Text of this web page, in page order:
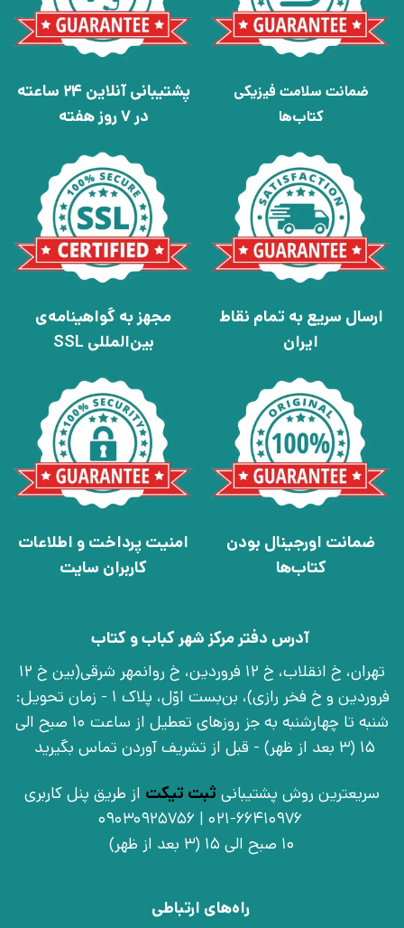
ضمانت سلامت فیزیکی
کتاب‌ها
پشتیبانی آنلاین 24 ساعته
در 7 روز هفته
ارسال سریع به تمام نقاط
ایران
مجهز به گواهینامه‌ی
بین‌المللی SSL
ضمانت اورجینال بودن
کتاب‌ها
امنیت پرداخت و اطلاعات
کاربران سایت
آدرس دفتر مرکز شهر کباب و کتاب
تهران، خ انقلاب، خ 12 فروردین، خ روانمهر شرقی(بین خ 12
فروردین و خ فخر رازی)، بن‌بست اوّل، پلاک 1 - زمان تحویل:
شنبه تا چهارشنبه به جز روزهای تعطیل از ساعت 10 صبح الی
15 (3 بعد از ظهر) - قبل از تشریف آوردن تماس بگیرید
سریعترین روش پشتیبانی ثبت تیکت از طریق پنل کاربری
021-66410976 | 09030925756
10 صبح الی 15 (3 بعد از ظهر)
راه‌های ارتباطی